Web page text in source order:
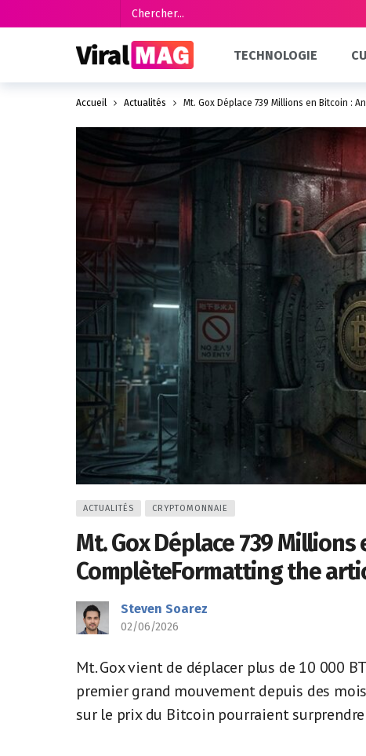
TECHNOLOGIE
Accueil Actualités Mt. Gox Déplace 739 Millions en Bitcoin :
ACTUALITÉS CRYPTOMONNAIE
Mt. Gox Déplace 739 Millions
ComplèteFormatting the
Steven Soarez
02/06/2026
Mt. Gox vient de déplacer plus de 10 000
premier grand mouvement depuis des
sur le prix du Bitcoin pourraient